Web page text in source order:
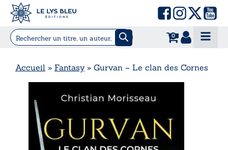
0
Accueil » Fantasy» Gurvan – Le clan des Cornes